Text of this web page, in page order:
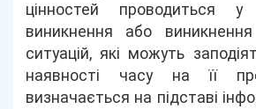
цінностей проводиться у
виникнення або
ситуацій, які можуть
наявності часу на її
визначається на підставі